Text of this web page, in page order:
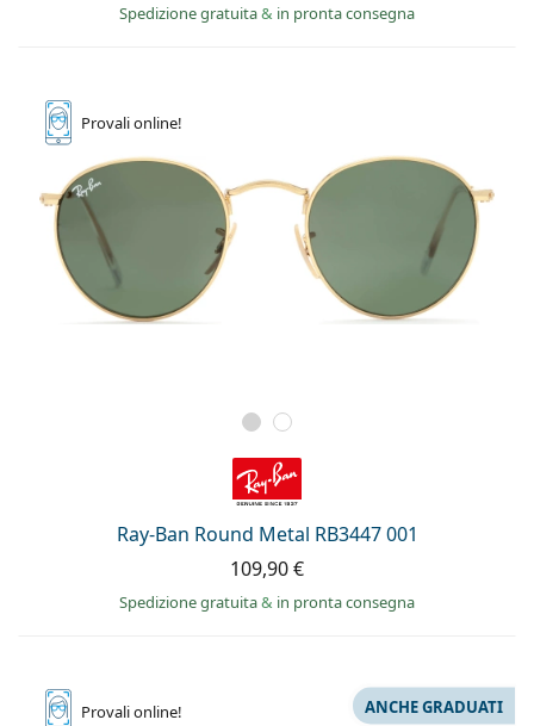
Spedizione gratuita& in pronta consegna
Provalionline!
Ray-Ban Round Metal RB3447 001
109,90 €
Spedizione gratuita& in pronta consegna
Provalionline! ANCHE GRADUATI